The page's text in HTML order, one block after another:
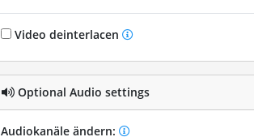
Video deinterlacen
Optional Audio settings
Audiokanäle ändern: